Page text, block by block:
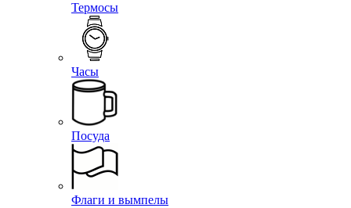
Термосы
Часы
Посуда
Флаги и вымпелы